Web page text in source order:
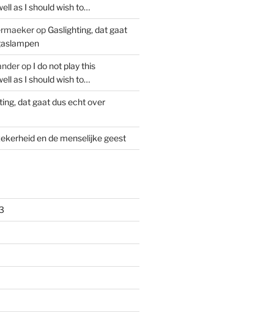
as I should wish to…
op Gaslighting, dat gaat
op I do not play this
as I should wish to…
dat gaat dus echt over
en de menselijke geest